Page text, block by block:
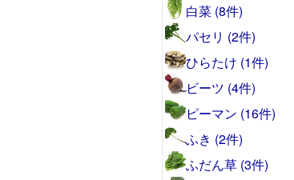
白菜 (8件)
パセリ (2件)
ひらたけ (1件)
ビーツ (4件)
ピーマン (16件)
ふき (2件)
ふだん草 (3件)